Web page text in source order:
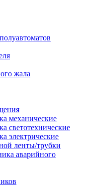
жала
механические
светотехнические
электрические
ленты/трубки
аварийного